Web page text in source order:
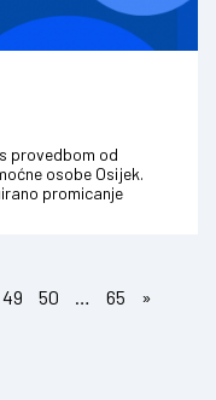
provedbom od
osobe Osijek.
promicanje
49 50 … 65 »